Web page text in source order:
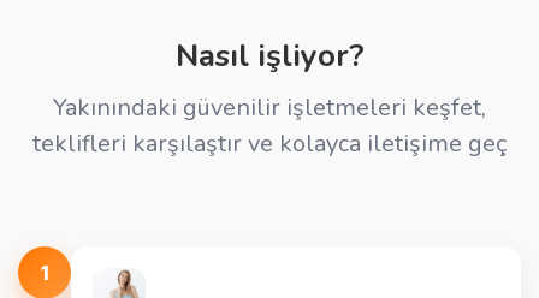
Nasıl işliyor?
Yakınındaki güvenilir işletmeleri keşfet,
teklifleri karşılaştır ve kolayca iletişime geç
1